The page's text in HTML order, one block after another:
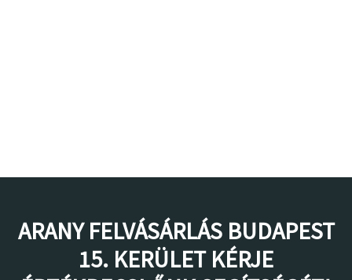
ARANY FELVÁSÁRLÁS BUDAPEST
15. KERÜLET KÉRJE